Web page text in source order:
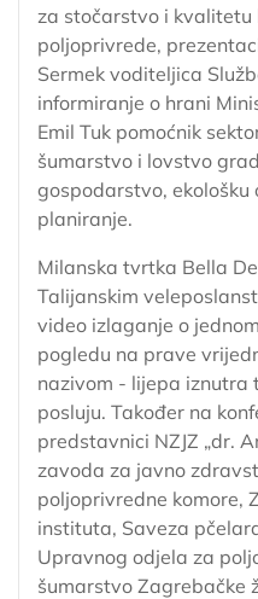
za stočarstvo i
poljoprivrede,
Sermek voditeljica
informiranje o hrani
Emil Tuk pomoćnik
šumarstvo i lovstvo
gospodarstvo,
planiranje.
Milanska tvrtka Bella
Talijanskim
video izlaganje o
pogledu na prave
nazivom - lijepa iznutra
posluju. Također na
predstavnici NZJZ „dr.
zavoda za javno
poljoprivredne komore,
instituta, Saveza
Upravnog odjela za
šumarstvo Zagrebačke